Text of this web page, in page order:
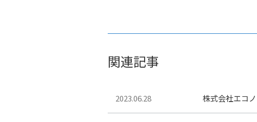
関連記事
2023.06.28 株式会社エコ